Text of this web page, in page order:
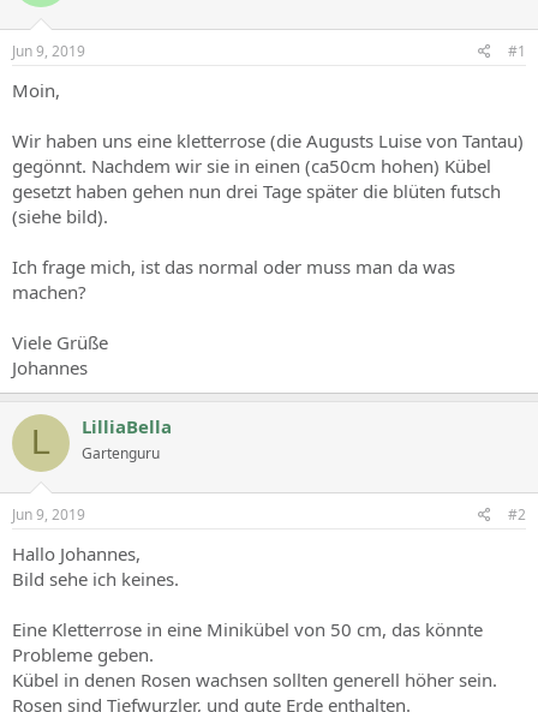
Jun 9, 2019 #1
Moin,
Wir haben uns eine kletterrose (die Augusts Luise von Tantau)
gegönnt. Nachdem wir sie in einen (ca50cm hohen) Kübel
gesetzt haben gehen nun drei Tage später die blüten futsch
(siehe bild).
Ich frage mich, ist das normal oder muss man da was
machen?
Viele Grüße
Johannes
L LilliaBella
Gartenguru
Jun 9, 2019 #2
Hallo Johannes,
Bild sehe ich keines.
Eine Kletterrose in eine Minikübel von 50 cm, das könnte
Probleme geben.
Kübel in denen Rosen wachsen sollten generell höher sein.
Rosen sind Tiefwurzler, und gute Erde enthalten.